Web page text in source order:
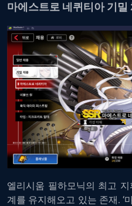
마에스트로 네퀴티아 기밀
엘리시움 필하모닉의 최고
계를 유지해오고 있는 존재. ‘